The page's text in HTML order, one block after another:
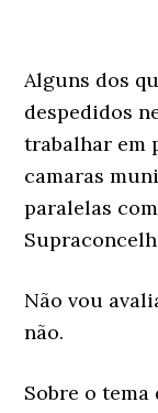
Alguns dos
despedidos
trabalhar em
camaras
paralelas
Não vou
não.
Sobre o